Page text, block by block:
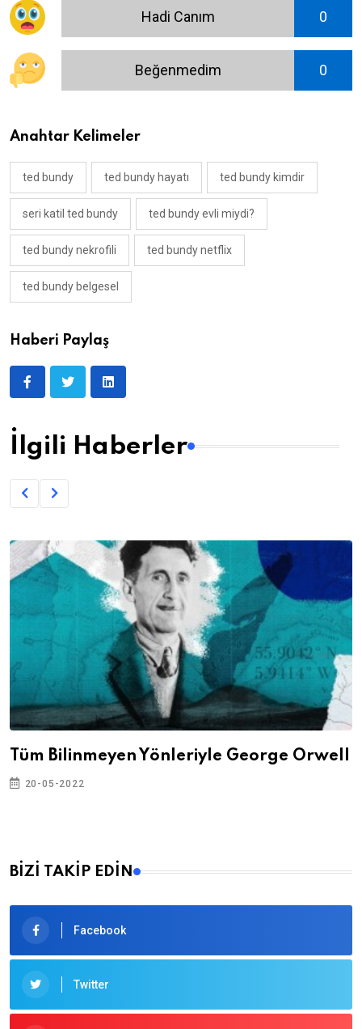
Hadi Canım 0
Beğenmedim 0
Anahtar Kelimeler
ted bundy ted bundy hayatı ted bundy kimdir
seri katil ted bundy ted bundy evli miydi?
ted bundy nekrofili ted bundy netflix
ted bundy belgesel
Haberi Paylaş
İlgili Haberler
Tüm Bilinmeyen Yönleriyle George Orwell
20-05-2022
BİZİ TAKİP EDİN
Facebook
Twitter